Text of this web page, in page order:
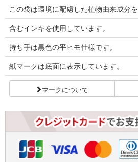
この袋は環境に配慮した植物由来成分を
含むインキを使用しています。
持ち手は黒色の平ヒモ仕様です。
紙マークは底面に表示しています。
マークについて